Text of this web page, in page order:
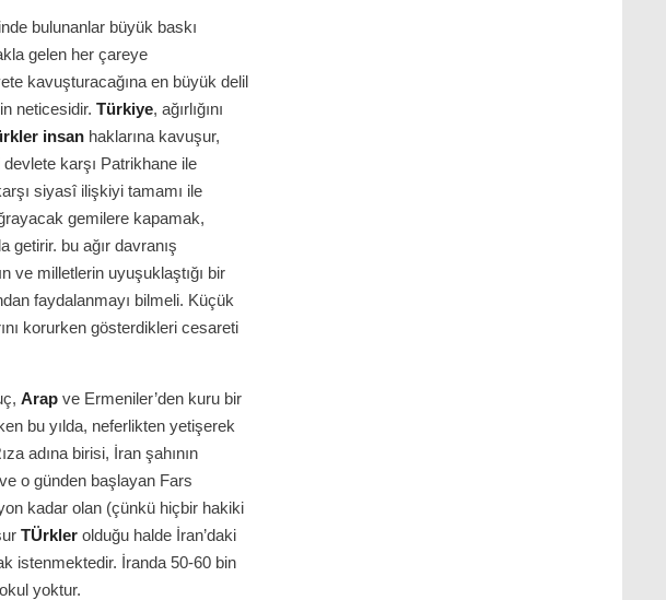
bulunanlar büyük baskı
gelen her çareye
kavuşturacağına en büyük delil
neticesidir. Türkiye, ağırlığını
insan haklarına kavuşur,
devlete karşı Patrikhane ile
siyasî ilişkiyi tamamı ile
gemilere kapamak,
getirir. bu ağır davranış
ve milletlerin uyuşuklaştığı bir
faydalanmayı bilmeli. Küçük
korurken gösterdikleri cesareti
Arap ve Ermeniler’den kuru bir
bu yılda, neferlikten yetişerek
adına birisi, İran şahının
o günden başlayan Fars
kadar olan (çünkü hiçbir hakiki
TÜrkler olduğu halde İran’daki
istenmektedir. İranda 50-60 bin
yoktur.